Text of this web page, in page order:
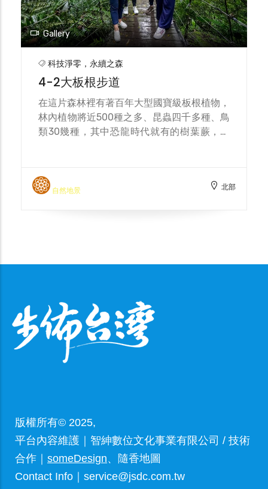
Gallery
科技淨零，永續之森
4-2大板根步道
在這片森林裡有著百年大型國寶級板根植物，
林內植物將近500種之多、昆蟲四千多種、鳥
類30幾種，其中恐龍時代就有的樹葉蕨，列
帶雨林生態的寶窟」。 熱帶雨林的植物為了
紮牢經常被雨水沖刷的土壤，而衍生出板根，
自然地景 北部
版權所有© 2025,
平台內容維護｜智紳數位文化事業有限公司 / 技術
合作｜ someDesign、隨香地圖
Contact Info｜service@jsdc.com.tw